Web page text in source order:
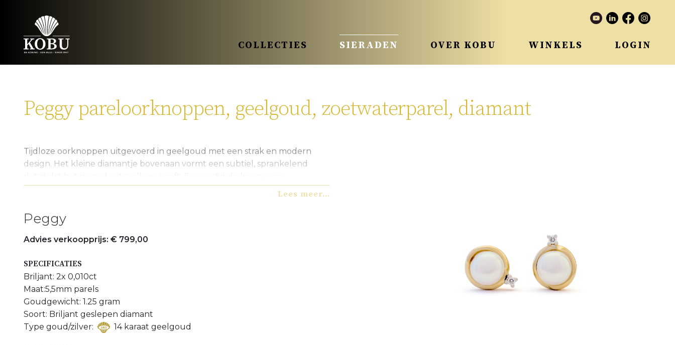
COLLECTIES SIERADEN OVER KOBU WINKELS LOGIN
Peggy pareloorknoppen, geelgoud, zoetwaterparel, diamant
Tijdloze oorknoppen uitgevoerd in geelgoud met een strak en modern
design. Het kleine diamantje bovenaan vormt een subtiel, sprankelend
liefhebbers van pure elegantie en minimalistische luxe.
Lees meer...
Peggy
Advies verkoopprijs: € 799,00
SPECIFICATIES
Briljant: 2x 0,010ct
Maat:5,5mm parels
Goudgewicht: 1.25 gram
Soort: Briljant geslepen diamant
Type goud/zilver:
14 karaat geelgoud